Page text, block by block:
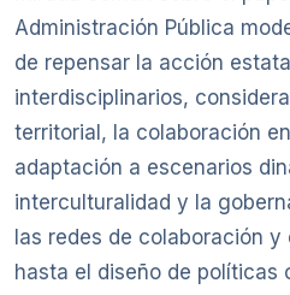
Administración Pública
de repensar la acción
interdisciplinarios,
territorial, la colaboración
adaptación a escenarios
interculturalidad y la
las redes de colaboración y
hasta el diseño de políticas